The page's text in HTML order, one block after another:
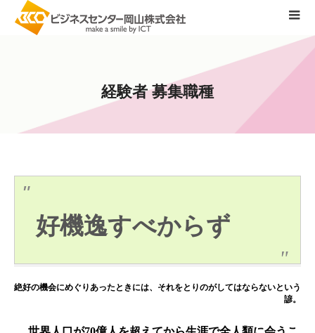
経験者 募集職種
好機逸すべからず
絶好の機会にめぐりあったときには、それをとりのがしてはならないという
諺。